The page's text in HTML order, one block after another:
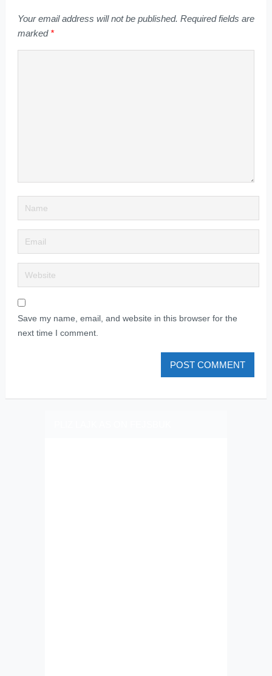
Your email address will not be published. Required fields are
marked *
Save my name, email, and website in this browser for the
next time I comment.